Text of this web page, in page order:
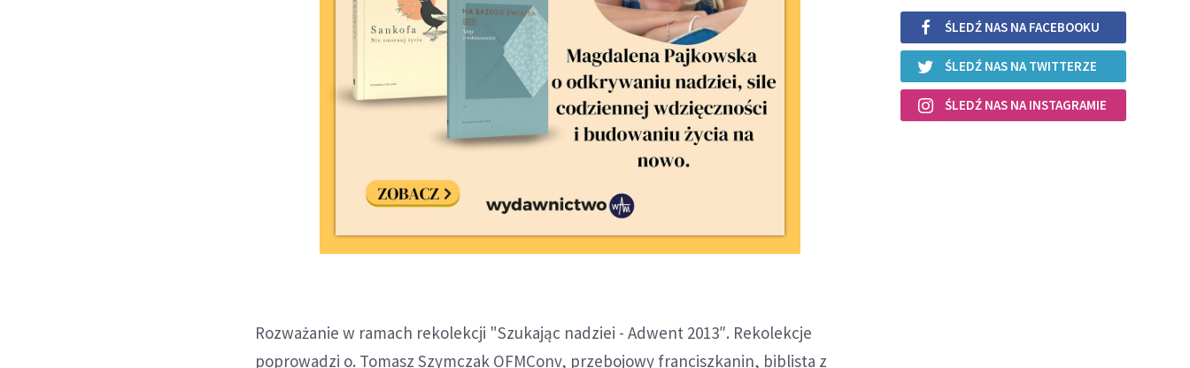
Rozważanie w ramach rekolekcji "Szukając nadziei - Adwent 2013″. Rekolekcje
poprowadzi o. Tomasz Szymczak OFMConv, przebojowy franciszkanin, biblista z
ŚLEDŹ NAS NA FACEBOOKU
ŚLEDŹ NAS NA TWITTERZE
ŚLEDŹ NAS NA INSTAGRAMIE